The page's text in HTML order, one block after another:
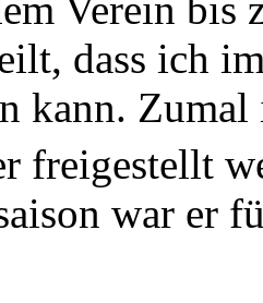
dass ich
kann.
freigestellt
war er